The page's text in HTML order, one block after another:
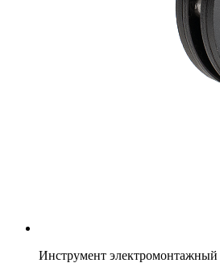
Инструмент электромонтажный